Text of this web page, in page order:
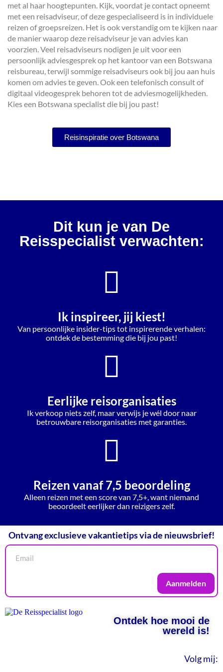
met al haar hoogtepunten. Kijk, voordat je contact opneemt
met een reisadviseur, of deze gespecialiseerd is in individuele
reizen of groepsreizen. Het is ook verstandig om te kijken naar
de manier waarop deze reisadviseur je van advies kan
voorzien. Veel reisadviseurs nodigen je uit voor een
persoonlijk adviesgesprek op het kantoor van een Botswana
reisbureau, terwijl sommige reisadviseurs ook bij jou aan huis
komen om advies te geven. Ook een telefonisch consult of
digitaal videogesprek behoren tot de adviesmogelijkheden.
Kies een Botswana specialist die bij jou past!
Reisinspiratie over Botswana
Dit kun je van De
Reisspecialist verwachten:
Ik inspireer, jij kiest!
Van persoonlijke insider-tips tot inspirerende verhalen:
ontdek de bestemming die bij jou past!
Eerlijke reisorganisaties
Ik verkoop niets zelf, maar verwijs je wél door naar
betrouwbare reisorganisaties met garanties.
Reizen vanaf 7,5 beoordeling
Alleen reizen met een score van 7,5+, want niemand
beoordeelt eerlijker dan reizigers zelf.
Ontvang exclusieve vakantietips via de nieuwsbrief!
Aanmelden
Ontdek hoe mooi de
wereld is!
Volg mij: